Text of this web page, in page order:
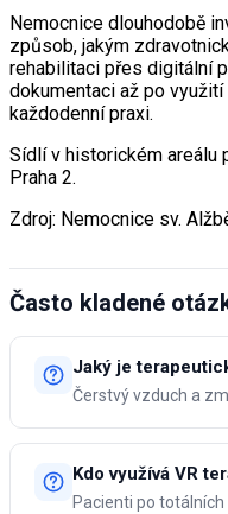
Nemocnice dlouhodobě
způsob, jakým
rehabilitaci přes digitální
dokumentaci až po
každodenní praxi.
Sídlí v historickém areálu
Praha 2.
Zdroj: Nemocnice sv.
Často kladené
Jaký je
Čerstvý vzduch a
Kdo využívá VR
Pacienti po